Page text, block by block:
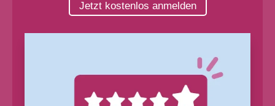
Jetzt kostenlos anmelden